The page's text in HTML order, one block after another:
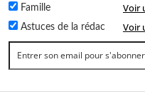
Famille Voir
Astuces de la rédac Voir